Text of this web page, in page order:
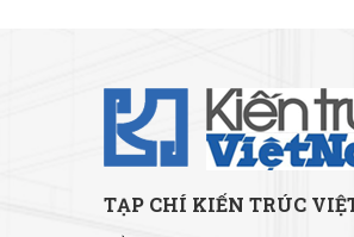
TẠP CHÍ KIẾN TRÚC